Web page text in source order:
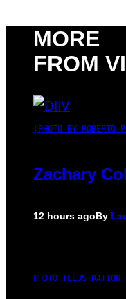
MORE
FROM
(PHOTO BY ROBERTO
Zachary
12 hours agoBy
PHOTO